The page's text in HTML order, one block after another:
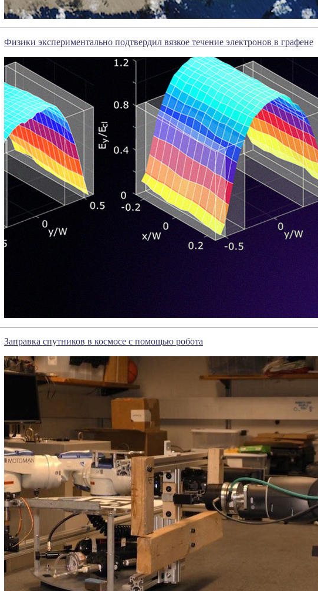
Физики экспериментально подтвердил вязкое течение электронов в графене
Заправка спутников в космосе с помощью робота